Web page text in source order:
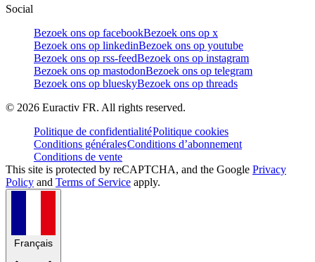
Social
Bezoek ons op facebookBezoek ons op x
Bezoek ons op linkedinBezoek ons op youtube
Bezoek ons op rss-feedBezoek ons op instagram
Bezoek ons op mastodonBezoek ons op telegram
Bezoek ons op blueskyBezoek ons op threads
© 2026 Euractiv FR. All rights reserved.
Politique de confidentialitéPolitique cookies
Conditions généralesConditions d’abonnement
Conditions de vente
This site is protected by reCAPTCHA, and the Google Privacy
Policy and Terms of Service apply.
Français